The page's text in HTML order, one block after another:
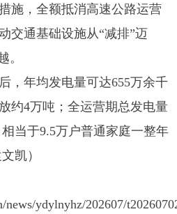
施，全额抵消高速公路运营
交通基础设施从“减排”迈
。
，年均发电量可达655万余千
约4万吨；全运营期总发电量
当于9.5万户普通家庭一整年
凯）
ydylnyhz/202607/